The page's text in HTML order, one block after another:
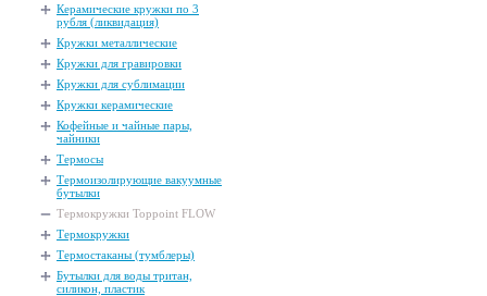
Керамические кружки по 3
рубля (ликвидация)
Кружки металлические
Кружки для гравировки
Кружки для сублимации
Кружки керамические
Кофейные и чайные пары,
чайники
Термосы
Термоизолирующие вакуумные
бутылки
Термокружки Toppoint FLOW
Термокружки
Термостаканы (тумблеры)
Бутылки для воды тритан,
силикон, пластик